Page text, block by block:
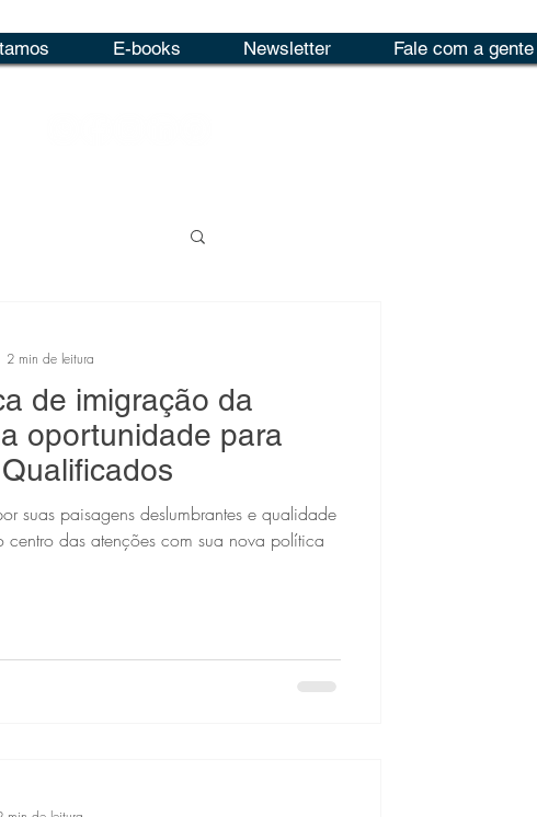
E-books Newsletter Fale com a gente
de imigração da
oportunidade para
suas paisagens deslumbrantes e qualidade
das atenções com sua nova política
2 min de leitura